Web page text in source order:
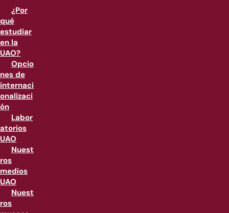
¿Por
qué
estudiar
en la
UAO?
Opcio
nes de
internaci
onalizaci
ón
Labor
atorios
UAO
Nuest
ros
medios
UAO
Nuest
ros